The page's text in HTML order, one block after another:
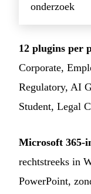
onderzoek
12 plugins per
Corporate,
Regulatory, AI
Student, Legal
Microsoft 365-
rechtstreeks in
PowerPoint,